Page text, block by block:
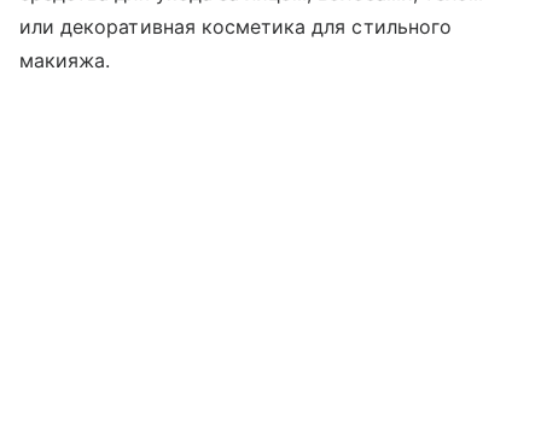
или декоративная косметика для стильного
макияжа.